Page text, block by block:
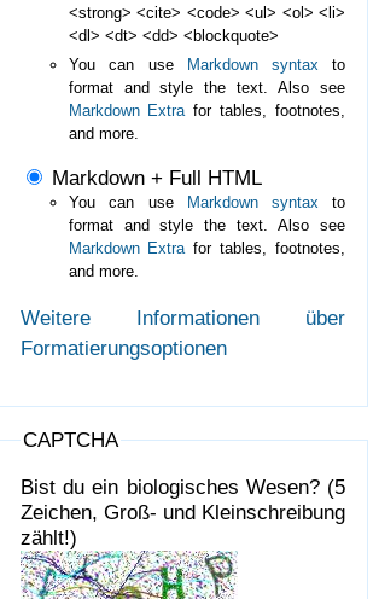
<strong> <cite> <code> <ul> <ol> <li>
<dl> <dt> <dd> <blockquote>
You can use
Markdown syntax to
format and style the text. Also see
Markdown Extra for tables, footnotes,
and more.
Markdown + Full HTML
You can use Markdown syntax to
format and style the text. Also see
Markdown Extrafor tables, footnotes,
and more.
Weitere Informationen über
Formatierungsoptionen
CAPTCHA
Bist du ein biologisches Wesen? (5
Zeichen, Groß- und Kleinschreibung
zählt!)